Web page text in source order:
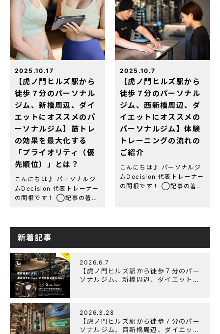
PFT(全米エクササイズ＆
[…]
資格・経歴：NESTA-
PFT(全米エクササイズ＆
[…]
2025.10.17
【虎ノ門ヒルズ駅から
徒歩７分のパーソナル
ジム、新橋周辺、ダイ
エットにオススメのパ
ーソナルジム】筋トレ
の効果を最大化する
「プライオリティ（優
先順位）」とは？
こんにちは♪ パーソナルジ
ムDecision 代表トレーナー
の関根です！ ◯記事の著者
Decision 代表トレーナー
資格・経歴：NESTA-
[…]
2025.10.7
【虎ノ門ヒルズ駅から
徒歩７分のパーソナル
ジム、西新橋周辺、ダ
イエットにオススメの
パーソナルジム】体験
トレーニングの流れの
ご紹介
こんにちは♪ パーソナルジ
ムDecision 代表トレーナー
の関根です！ ◯記事の著者
新着記事
2026.6.7
【虎ノ門ヒルズ駅から徒歩７分のパー
ソナルジム、新橋周辺、ダイエットに
2026.3.28
【虎ノ門ヒルズ駅から徒歩７分のパー
ソナルジム、西新橋周辺、ダイエット